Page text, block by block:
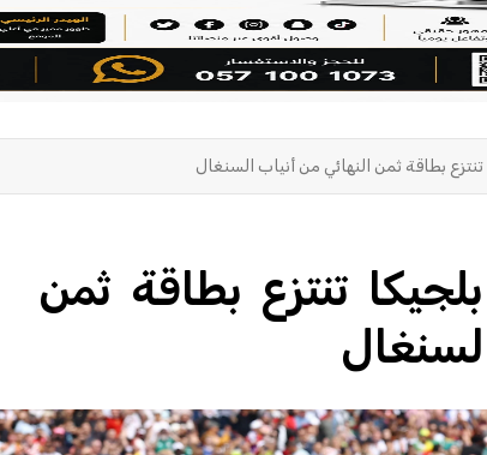
تنتزع بطاقة ثمن النهائي من أنياب السنغال
بلجيكا تنتزع بطاقة ثمن